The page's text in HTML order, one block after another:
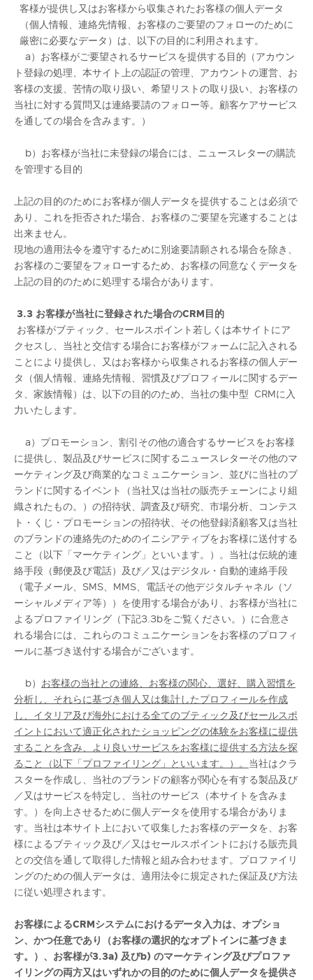
客様が提供し又はお客様から収集されたお客様の個人データ
（個人情報、連絡先情報、お客様のご要望のフォローのために
厳密に必要なデータ）は、以下の目的に利用されます。
a）お客様がご要望されるサービスを提供する目的（アカウン
ト登録の処理、本サイト上の認証の管理、アカウントの運営、お
客様の支援、苦情の取り扱い、希望リストの取り扱い、お客様の
当社に対する質問又は連絡要請のフォロー等。顧客ケアサービス
を通しての場合を含みます。）
b）お客様が当社に未登録の場合には、ニュースレターの購読
を管理する目的
上記の目的のためにお客様が個人データを提供することは必須で
あり、これを拒否された場合、お客様のご要望を完遂することは
出来ません。
現地の適用法令を遵守するために別途要請願される場合を除き、
お客様のご要望をフォローするため、お客様の同意なくデータを
上記の目的のために処理する場合があります。
3.3 ​​​​​お客様が当社に登録された場合のCRM目的
お客様がブティック、セールスポイント若しくは本サイトにア
クセスし、当社と交信する場合にお客様がフォームに記入される
ことにより提供し、又はお客様から収集されるお客様の個人デー
タ（個人情報、連絡先情報、習慣及びプロフィールに関するデー
タ、家族情報）は、以下の目的のため、当社の集中型 CRMに入
力いたします。
a）プロモーション、割引その他の適合するサービスをお客様
に提供し、製品及びサービスに関するニュースレターその他のマ
ーケティング及び商業的なコミュニケーション、並びに当社のブ
ランドに関するイベント（当社又は当社の販売チェーンにより組
織されたもの。）の招待状、調査及び研究、市場分析、コンテス
ト・くじ・プロモーションの招待状、その他登録済顧客又は当社
のブランドの連絡先のためのイニシアティブをお客様に送付する
こと（以下「マーケティング」といいます。）。当社は伝統的連
絡手段（郵便及び電話）及び／又はデジタル・自動的連絡手段
（電子メール、SMS、MMS、電話その他デジタルチャネル（ソ
ーシャルメディア等））を使用する場合があり、お客様が当社に
よるプロファイリング（下記3.3bをご覧ください。）に合意さ
れる場合には、これらのコミュニケーションをお客様のプロフィ
ールに基づき送付する場合がございます。
b） お客様の当社との連絡、お客様の関心、選好、購入習慣を
分析し、それらに基づき個人又は集計したプロフィールを作成
し、イタリア及び海外における全てのブティック及びセールスポ
イントにおいて適正化されたショッピングの体験をお客様に提供
することを含み、より良いサービスをお客様に提供する方法を探
ること（以下「プロファイリング」といいます。）。 当社はクラ
スターを作成し、当社のブランドの顧客が関心を有する製品及び
／又はサービスを特定し、当社のサービス（本サイトを含みま
す。）を向上させるために個人データを使用する場合がありま
す。当社は本サイト上において収集したお客様のデータを、お客
様によるブティック及び／又はセールスポイントにおける販売員
との交信を通して取得した情報と組み合わせます。プロファイリ
ングのための個人データは、適用法令に規定された保証及び方法
に従い処理されます。
お客様によるCRMシステムにおけるデータ入力は、オプショ
ン、かつ任意であり（お客様の選択的なオプトインに基づきま
す。）、お客様が3.3a) 及びb) のマーケティング及びプロファ
イリングの両方又はいずれかの目的のために個人データを提供さ